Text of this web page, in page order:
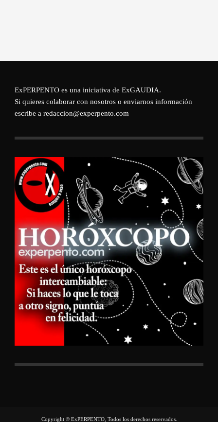
ExPERPENTO es una iniciativa de ExGAUDIA.
Si quieres colaborar con nosotros o enviarnos información
escribe a redaccion@experpento.com
Copyright © ExPERPENTO, Todos los derechos reservados.